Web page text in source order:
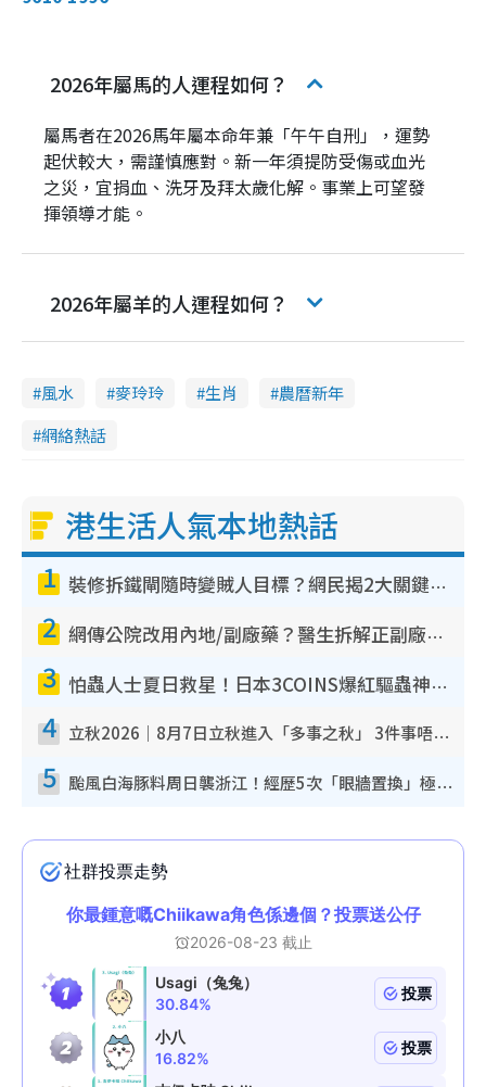
2026年屬馬的人運程如何？
屬馬者在2026馬年屬本命年兼「午午自刑」，運勢
起伏較大，需謹慎應對。新一年須提防受傷或血光
之災，宜捐血、洗牙及拜太歲化解。事業上可望發
揮領導才能。
2026年屬羊的人運程如何？
風水 麥玲玲 生肖
農曆新年
網絡熱話
港生活人氣本地熱話
1 裝修拆鐵閘隨時變賊人目標？網民揭2大關鍵用途：裝新式等於白裝？附新舊鐵閘分別
2 網傳公院改用內地/副廠藥？醫生拆解正副廠分別 揭4類人換藥隨時出事
3 怕蟲人士夏日救星！日本3COINS爆紅驅蟲神器$45起 1招「全程免觸碰」輕鬆搞定小強
4 立秋2026｜8月7日立秋進入「多事之秋」 3件事唔做得！專家教6招開運 清枱頭／銀包納氣接好運
5 颱風白海豚料周日襲浙江！經歷5次「眼牆置換」極罕見 成登陸內地最長途颱風